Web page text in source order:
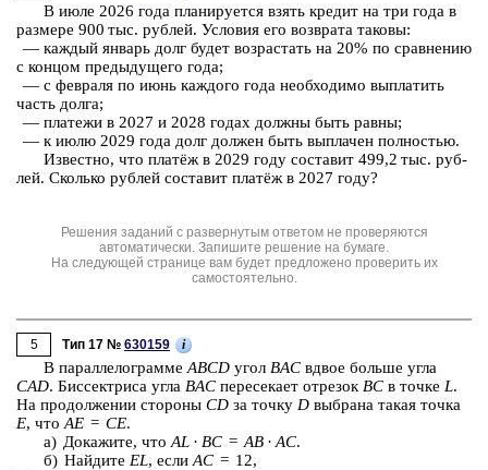
В июле 2026 года пла­ни­ру­ет­ся взять кре­дит на три года в
раз­ме­ре 900 тыс. руб­лей. Усло­вия его воз­вра­та та­ко­вы:
— каж­дый ян­варь долг будет воз­рас­тать на 20% по срав­не­нию
с кон­цом преды­ду­ще­го года;
— с фев­ра­ля по июнь каж­до­го года не­об­хо­ди­мо вы­пла­тить
часть долга;
— пла­те­жи в 2027 и 2028 годах долж­ны быть равны;
— к июлю 2029 года долг дол­жен быть вы­пла­чен пол­но­стью.
Из­вест­но, что платёж в 2029 году со­ста­вит 499,2 тыс. руб­
лей. Сколь­ко руб­лей со­ста­вит платёж в 2027 году?
Решения заданий с развернутым ответом не проверяются
автоматически. Запишите решение на бумаге.
На следующей странице вам будет предложено проверить их
самостоятельно.
5 Тип 17 № 630159 i
В па­рал­ле­ло­грам­ме ABCD угол BAC вдвое боль­ше угла
CAD. Бис­сек­три­са угла BAC пе­ре­се­ка­ет от­ре­зок BC в точке L.
На про­дол­же­нии сто­ро­ны CD за точку D вы­бра­на такая точка
E, что AE = CE.
а) До­ка­жи­те, что AL · BC = AB · AC.
б) Най­ди­те EL, если AC = 12,